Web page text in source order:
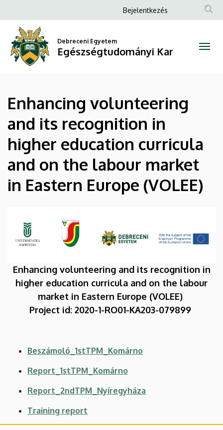
volunteering
and
recognition
in
higher
education
curricula
and
the
market
Eastern
(VOLEE)
Egészségtudományi
Kar
a
tartalomra
Anonim
menüje
Bejelentkezés
Debreceni Egyetem
Egészségtudományi Kar
Enhancing volunteering
and its recognition in
higher education curricula
and on the labour market
in Eastern Europe (VOLEE)
Enhancing volunteering and its recognition in
higher education curricula and on the labour
market in Eastern Europe (VOLEE)
Project id: 2020-1-RO01-KA203-079899
Beszámoló_1stTPM_Komárno
Report_1stTPM_Komárno
Report_2ndTPM_Nyíregyháza
Training report